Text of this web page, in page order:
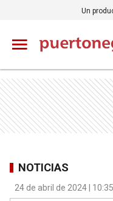
Un
NOTICIAS
24 de abril de 2024 |